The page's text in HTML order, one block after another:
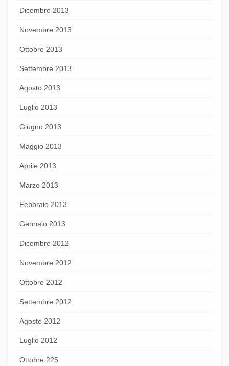
Dicembre 2013
Novembre 2013
Ottobre 2013
Settembre 2013
Agosto 2013
Luglio 2013
Giugno 2013
Maggio 2013
Aprile 2013
Marzo 2013
Febbraio 2013
Gennaio 2013
Dicembre 2012
Novembre 2012
Ottobre 2012
Settembre 2012
Agosto 2012
Luglio 2012
Ottobre 225